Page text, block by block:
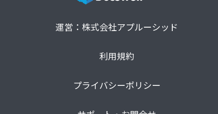
運営：株式会社アプルーシッド
利用規約
プライバシーポリシー